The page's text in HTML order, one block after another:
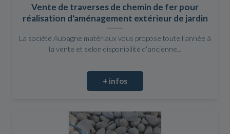
Vente de traverses de chemin de fer pour
réalisation d'aménagement extérieur de jardin
La société Aubagne matériaux vous propose toute l'année à
la vente et selon disponibilité d'ancienne...
+ infos